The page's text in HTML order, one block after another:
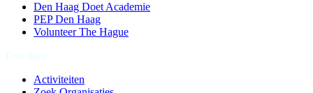
Den Haag Doet Academie
PEP Den Haag
Volunteer The Hague
Activiteiten